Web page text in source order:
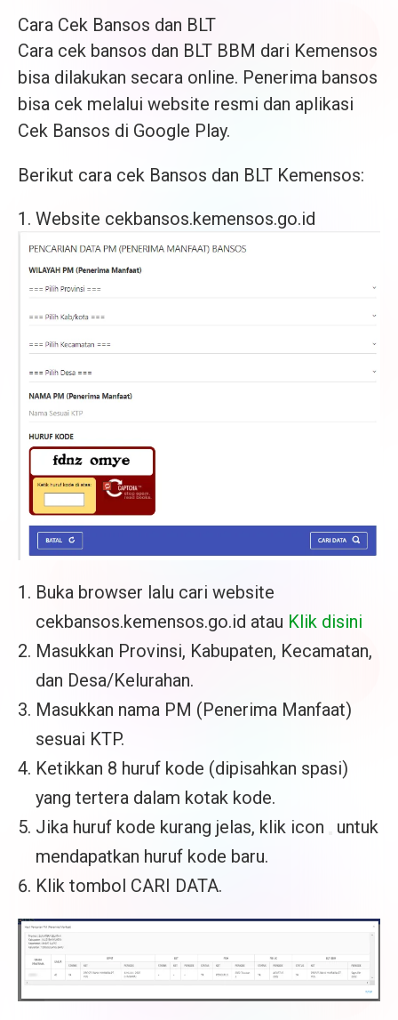
Cara Cek Bansos dan BLT
Cara cek bansos dan BLT BBM dari Kemensos
bisa dilakukan secara online. Penerima bansos
bisa cek melalui website resmi dan aplikasi
Cek Bansos di Google Play.
Berikut cara cek Bansos dan BLT Kemensos:
1. Website cekbansos.kemensos.go.id
Buka browser lalu cari website
cekbansos.kemensos.go.id atau Klik disini
Masukkan Provinsi, Kabupaten, Kecamatan,
dan Desa/Kelurahan.
Masukkan nama PM (Penerima Manfaat)
sesuai KTP.
Ketikkan 8 huruf kode (dipisahkan spasi)
yang tertera dalam kotak kode.
Jika huruf kode kurang jelas, klik icon
untuk
mendapatkan huruf kode baru.
Klik tombol CARI DATA.